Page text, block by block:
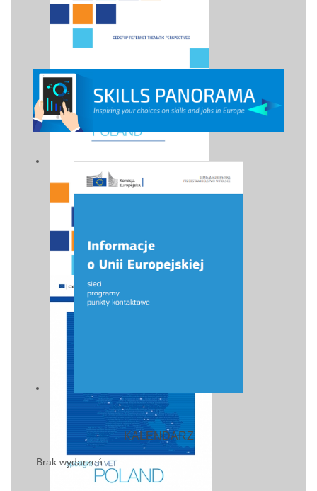
KALENDARZ
Brak wydarzeń